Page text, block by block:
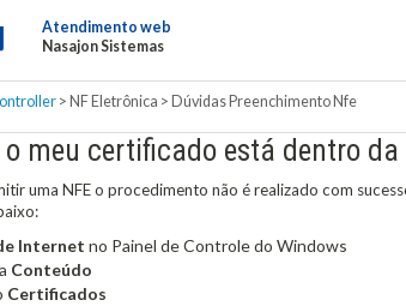
Atendimento web
Nasajon Sistemas
> NF Eletrônica > Dúvidas Preenchimento Nfe
o meu certificado está dentro
uma NFE o procedimento não é realizado com
Internet no Painel de Controle do Windows
Conteúdo
Certificados